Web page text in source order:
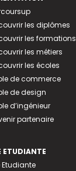
les diplômes
les formations
les métiers
les écoles
de commerce
de design
d’ingénieur
partenaire
ETUDIANTE
Etudiante